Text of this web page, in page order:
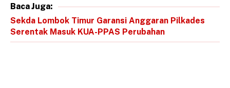
Baca Juga:
Sekda Lombok Timur Garansi Anggaran Pilkades
Serentak Masuk KUA-PPAS Perubahan